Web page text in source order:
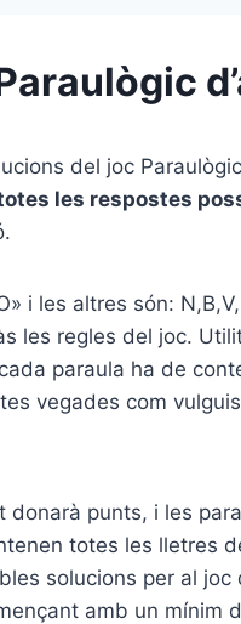
del joc Paraulògic
les respostes
i les altres són:
les regles del joc.
paraula ha de
vegades com
punts, i les
totes les lletres
solucions per al joc
amb un mínim